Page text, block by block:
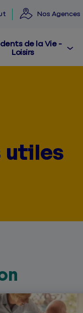
Nos Agences
de la Vie -
Loisirs
utiles